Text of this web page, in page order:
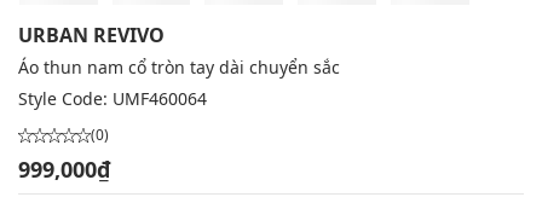
URBAN REVIVO
Áo thun nam cổ tròn tay dài chuyển sắc
Style Code: UMF460064
(0)
999,000₫